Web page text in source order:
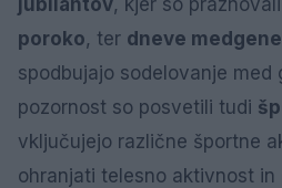
jubilantov, kjer so praznovali
poroko, ter dneve
spodbujajo sodelovanje med
pozornost so posvetili tudi
vključujejo različne športne
ohranjati telesno aktivnost in